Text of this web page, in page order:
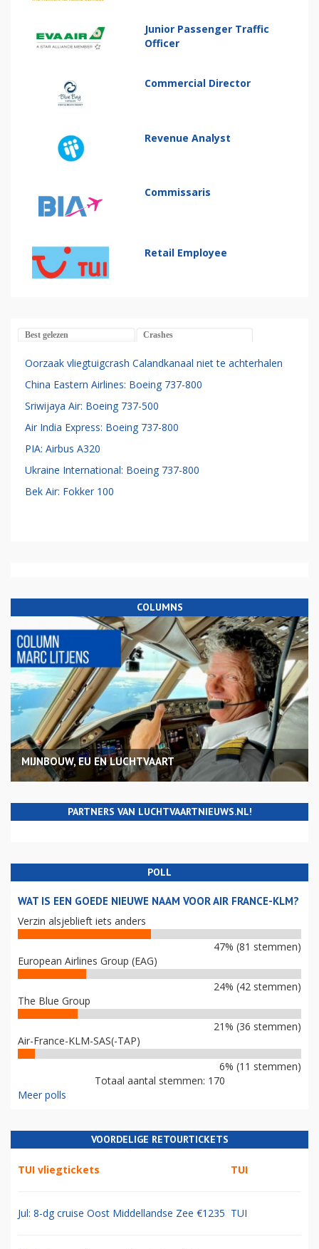
Junior Passenger Traffic
Officer
Commercial Director
Revenue Analyst
Commissaris
Retail Employee
Best gelezen Crashes
Oorzaak vliegtuigcrash Calandkanaal niet te achterhalen
China Eastern Airlines: Boeing 737-800
Sriwijaya Air: Boeing 737-500
Air India Express: Boeing 737-800
PIA: Airbus A320
Ukraine International: Boeing 737-800
Bek Air: Fokker 100
COLUMNS
MIJNBOUW, EU EN LUCHTVAART
PARTNERS VAN LUCHTVAARTNIEUWS.NL!
POLL
WAT IS EEN GOEDE NIEUWE NAAM VOOR AIR FRANCE-KLM?
Verzin alsjeblieft iets anders
47% (81 stemmen)
European Airlines Group (EAG)
24% (42 stemmen)
The Blue Group
21% (36 stemmen)
Air-France-KLM-SAS(-TAP)
6% (11 stemmen)
Totaal aantal stemmen: 170
Meer polls
VOORDELIGE RETOURTICKETS
TUI vliegtickets TUI
Jul: 8-dg cruise Oost Middellandse Zee €1235 TUI